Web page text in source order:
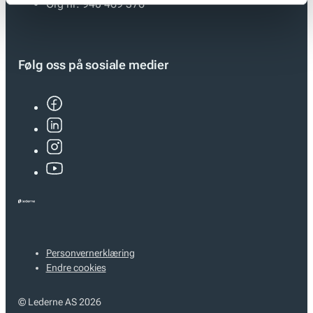
Org nr: 940 469 376
Følg oss på sosiale medier
Personvernerklæring
Endre cookies
© Lederne AS 2026